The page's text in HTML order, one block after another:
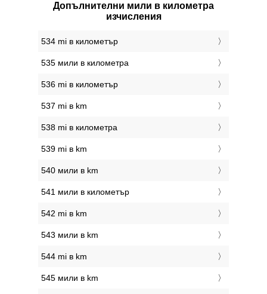
Допълнителни мили в километра
изчисления
534 mi в километър
535 мили в километра
536 mi в километър
537 mi в km
538 mi в километра
539 mi в km
540 мили в km
541 мили в километър
542 mi в km
543 мили в km
544 mi в km
545 мили в km